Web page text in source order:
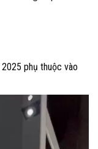
2025 phụ thuộc vào